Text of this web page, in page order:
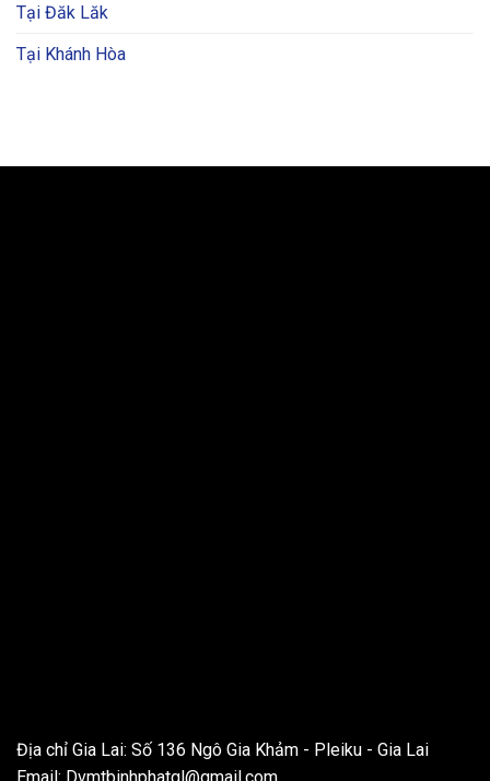
Tại Đăk Lăk
Tại Khánh Hòa
Địa chỉ Gia Lai: Số 136 Ngô Gia Khảm - Pleiku - Gia Lai